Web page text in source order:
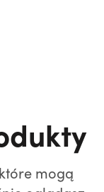
mogą